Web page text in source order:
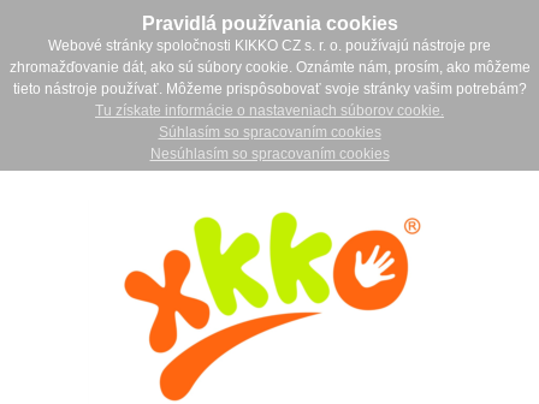
Pravidlá používania cookies
Webové stránky spoločnosti KIKKO CZ s. r. o. používajú nástroje pre
zhromažďovanie dát, ako sú súbory cookie. Oznámte nám, prosím, ako môžeme
tieto nástroje používať. Môžeme prispôsobovať svoje stránky vašim potrebám?
Tu získate informácie o nastaveniach súborov cookie.
Súhlasím so spracovaním cookies
Nesúhlasím so spracovaním cookies